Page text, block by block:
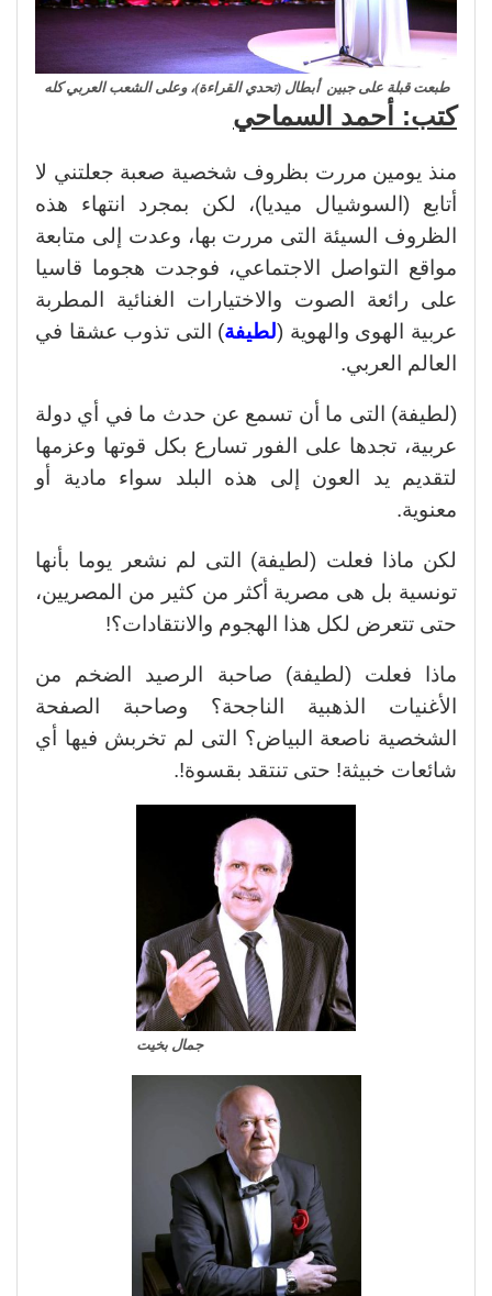
طبعت قبلة على جبين أبطال (تحدي القراءة)، وعلى الشعب العربي كله
كتب: أحمد السماحي
منذ يومين مررت بظروف شخصية صعبة جعلتني لا
أتابع (السوشيال ميديا)، لكن بمجرد انتهاء هذه
الظروف السيئة التى مررت بها، وعدت إلى متابعة
مواقع التواصل الاجتماعي، فوجدت هجوما قاسيا
على رائعة الصوت والاختيارات الغنائية المطربة
عربية الهوى والهوية (لطيفة) التى تذوب عشقا في
العالم العربي.
(لطيفة) التى ما أن تسمع عن حدث ما في أي دولة
عربية، تجدها على الفور تسارع بكل قوتها وعزمها
لتقديم يد العون إلى هذه البلد سواء مادية أو
معنوية.
لكن ماذا فعلت (لطيفة) التى لم نشعر يوما بأنها
تونسية بل هى مصرية أكثر من كثير من المصريين،
حتى تتعرض لكل هذا الهجوم والانتقادات؟!
ماذا فعلت (لطيفة) صاحبة الرصيد الضخم من
الأغنيات الذهبية الناجحة؟ وصاحبة الصفحة
الشخصية ناصعة البياض؟ التى لم تخربش فيها أي
شائعات خبيثة! حتى تنتقد بقسوة!.
جمال بخيت